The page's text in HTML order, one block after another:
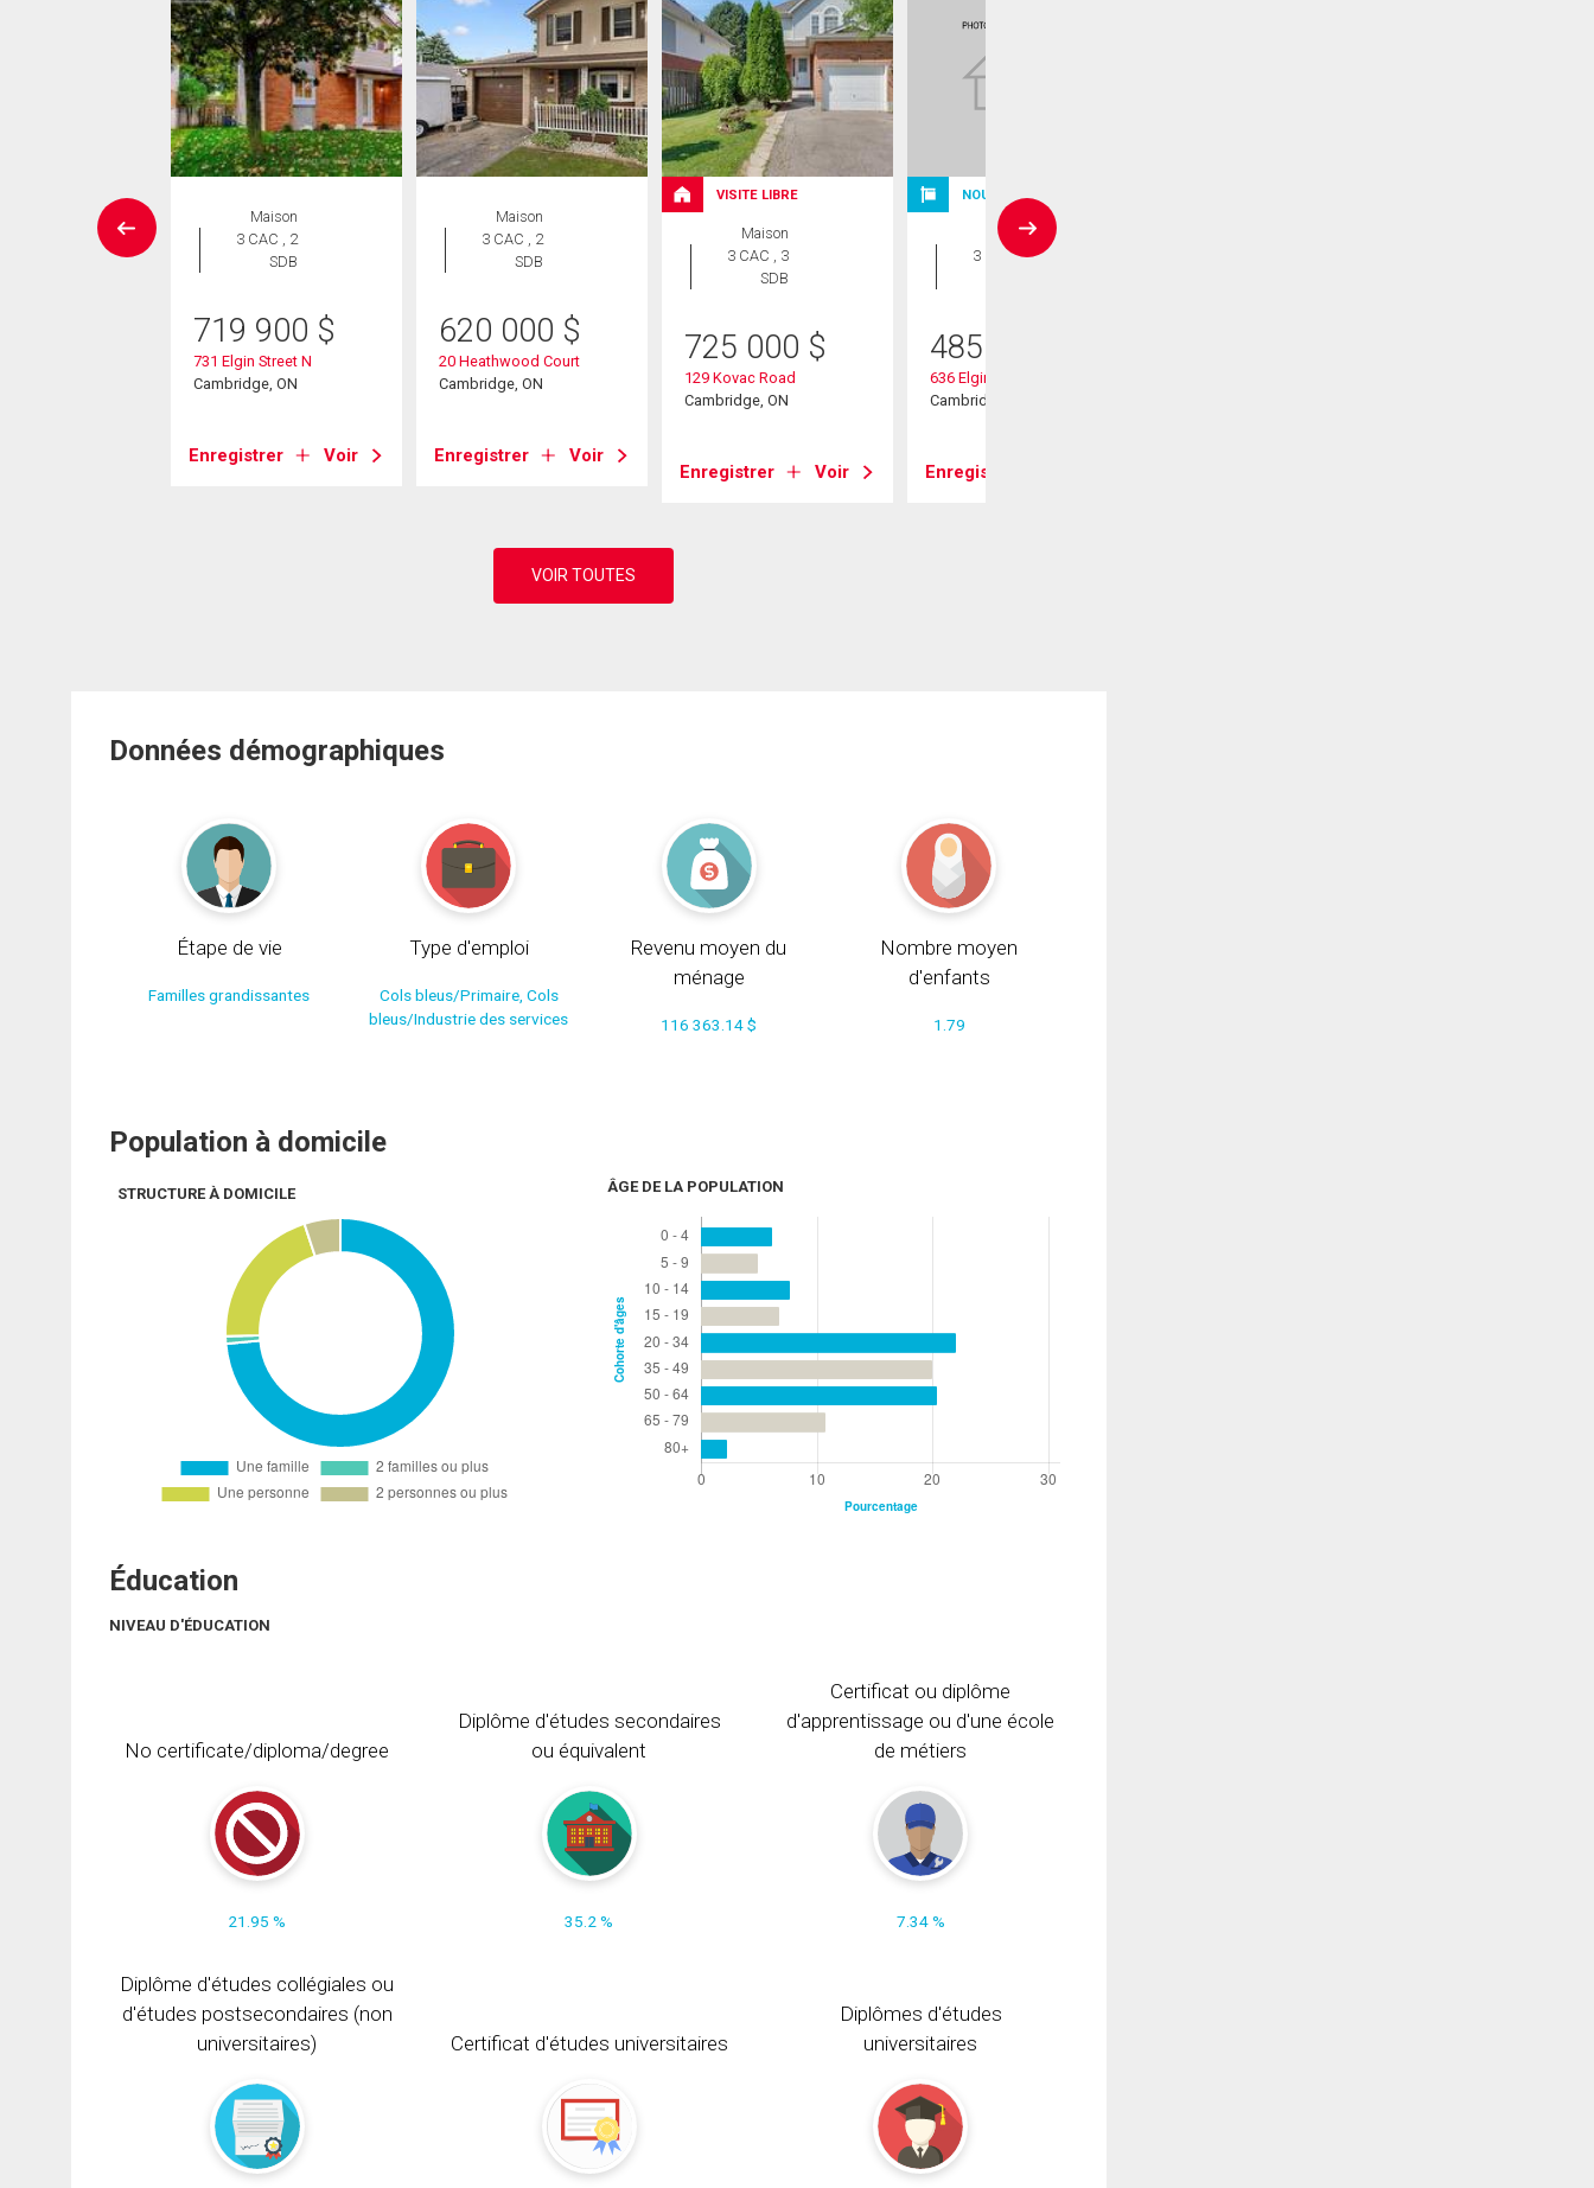
Maison
3 CAC , 2
SDB
719 900 $
731 Elgin Street N
Cambridge, ON
Enregistrer Voir
Maison
3 CAC , 2
SDB
620 000 $
20 Heathwood Court
Cambridge, ON
Enregistrer Voir
VISITE LIBRE
Maison
3 CAC , 3
SDB
725 000 $
129 Kovac Road
Cambridge, ON
Enregistrer Voir
NOUVELLE INSCRIPTION
Maison
3 CAC , 2
485 000
636 Elgin Street N
Cambridge, ON
Enregistrer
Données démographiques
Étape de vie
Familles grandissantes
Type d'emploi
Cols bleus/Primaire, Cols
bleus/Industrie des services
Revenu moyen du
ménage
116 363.14 $
Nombre moyen
d'enfants
1.79
Population à domicile
STRUCTURE À DOMICILE ÂGE DE LA POPULATION
Éducation
NIVEAU D'ÉDUCATION
No certificate/diploma/degree
21.95 %
Diplôme d'études secondaires
ou équivalent
35.2 %
Certificat ou diplôme
d'apprentissage ou d'une école
de métiers
7.34 %
Diplôme d'études collégiales ou
d'études postsecondaires (non
universitaires)
Certificat d'études universitaires
Diplômes d'études
universitaires